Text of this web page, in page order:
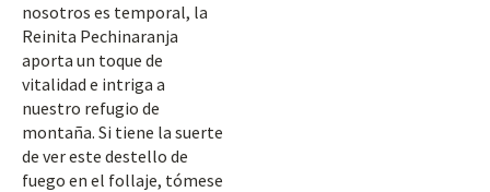
nosotros es temporal, la
Reinita Pechinaranja
aporta un toque de
vitalidad e intriga a
nuestro refugio de
montaña. Si tiene la suerte
de ver este destello de
fuego en el follaje, tómese